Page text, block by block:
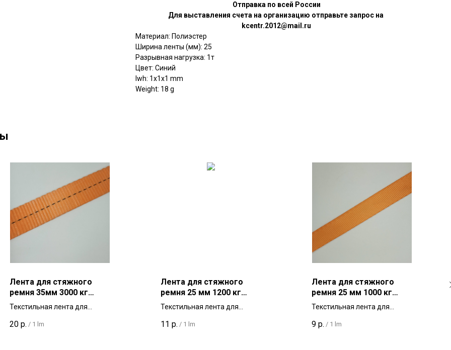
Отправка по всей России
Для выставления счета на организацию отправьте запрос на
kcentr.2012@mail.ru
Материал: Полиэстер
Ширина ленты (мм): 25
Разрывная нагрузка: 1т
Цвет: Синий
lwh: 1x1x1 mm
Weight: 18 g
Лента для стяжного
ремня 35мм 3000 кг
оранжевая
Текстильная лента для
35мм, разрывная нагрузка
20 р. / 1 lm
Лента для стяжного
ремня 25 мм 1200 кг
оранжевая
Текстильная лента для
25мм, разрывная нагрузка
11 р. / 1 lm
Лента для стяжного
ремня 25 мм 1000 кг
оранжевая
Текстильная лента для
25мм, разрывная нагрузка
9 р. / 1 lm